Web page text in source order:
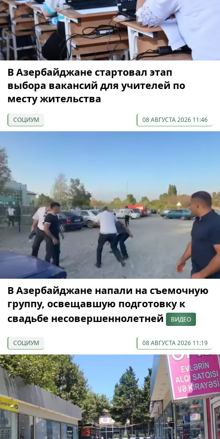
В Азербайджане стартовал этап
выбора вакансий для учителей по
месту жительства
СОЦИУМ 08 АВГУСТА 2026 11:46
В Азербайджане напали на съемочную
группу, освещавшую подготовку к
свадьбе несовершеннолетней
ВИДЕО
СОЦИУМ 08 АВГУСТА 2026 11:19